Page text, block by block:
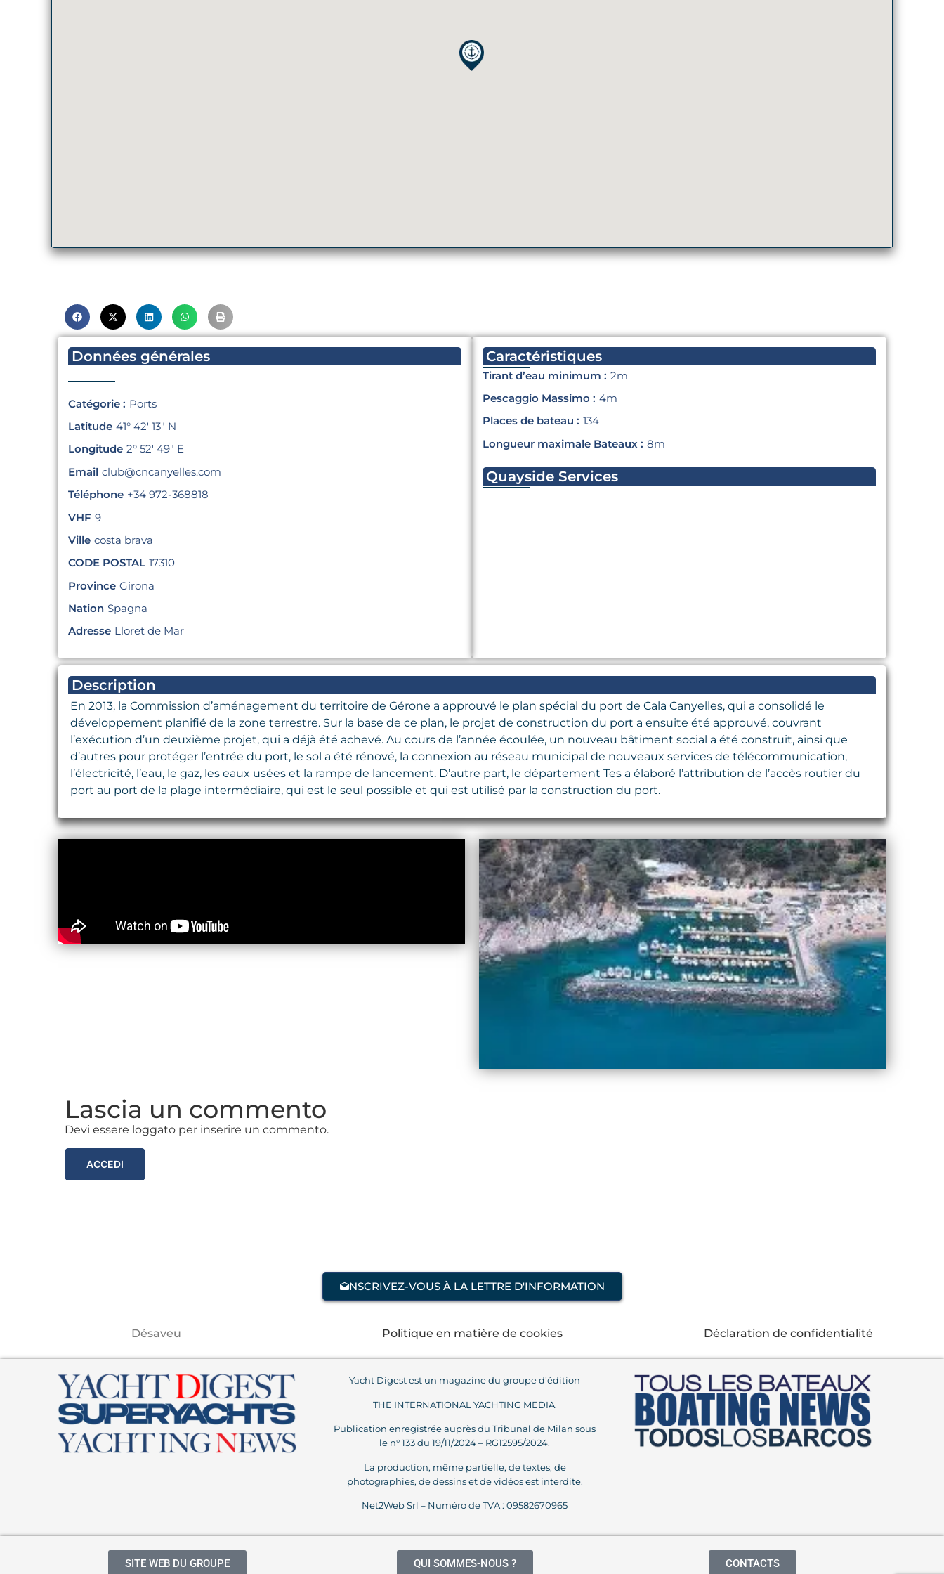
Données générales
Catégorie : Ports
Latitude 41° 42′ 13″ N
Longitude 2° 52′ 49″ E
Email club@cncanyelles.com
Téléphone +34 972-368818
VHF 9
Ville costa brava
CODE POSTAL 17310
Province Girona
Nation Spagna
Adresse Lloret de Mar
Caractéristiques
Tirant d’eau minimum : 2m
Pescaggio Massimo : 4m
Places de bateau : 134
Longueur maximale Bateaux : 8m
Quayside Services
Description
En 2013, la Commission d’aménagement du territoire de Gérone a approuvé le plan spécial du port de Cala Canyelles, qui a consolidé le
développement planifié de la zone terrestre. Sur la base de ce plan, le projet de construction du port a ensuite été approuvé, couvrant
l’exécution d’un deuxième projet, qui a déjà été achevé. Au cours de l’année écoulée, un nouveau bâtiment social a été construit, ainsi que
d’autres pour protéger l’entrée du port, le sol a été rénové, la connexion au réseau municipal de nouveaux services de télécommunication,
l’électricité, l’eau, le gaz, les eaux usées et la rampe de lancement. D’autre part, le département Tes a élaboré l’attribution de l’accès routier du
port au port de la plage intermédiaire, qui est le seul possible et qui est utilisé par la construction du port.
Lascia un commento
Devi essere loggato per inserire un commento.
ACCEDI
NSCRIVEZ-VOUS À LA LETTRE D'INFORMATION
Désaveu Politique en matière de cookies Déclaration de confidentialité
Yacht Digest est un magazine du groupe d’édition
THE INTERNATIONAL YACHTING MEDIA.
Publication enregistrée auprès du Tribunal de Milan sous
le n° 133 du 19/11/2024 – RG12595/2024.
La production, même partielle, de textes, de
photographies, de dessins et de vidéos est interdite.
Net2Web Srl – Numéro de TVA : 09582670965
SITE WEB DU GROUPE QUI SOMMES-NOUS ? CONTACTS